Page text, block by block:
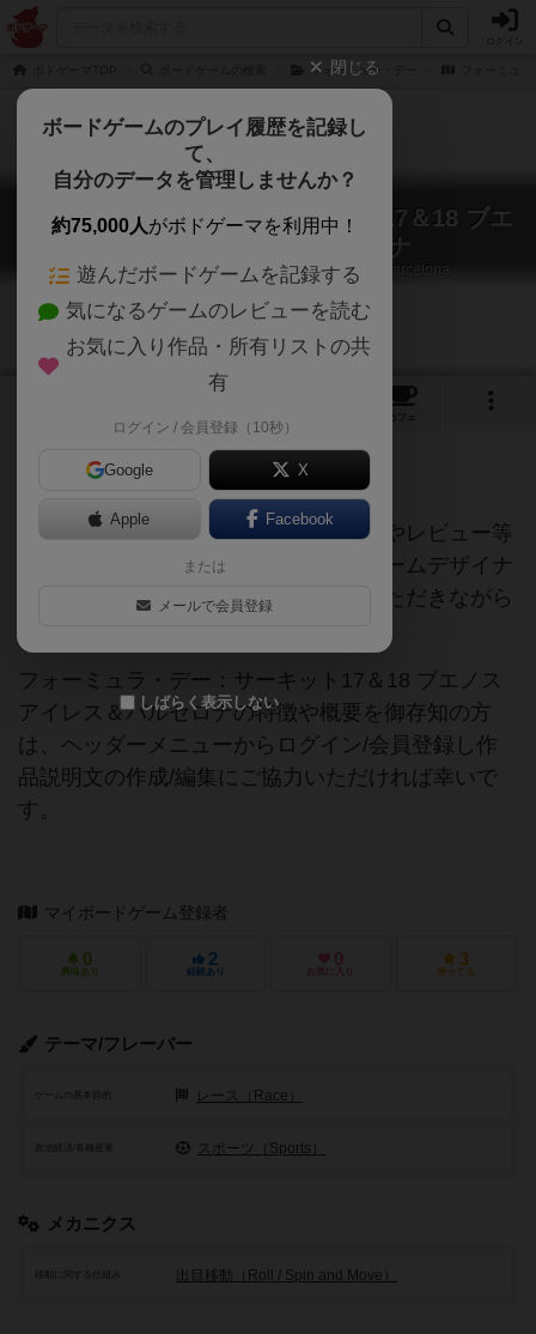
フォーミュラ・デー
フォーミュラ・デー：サーキット17＆18 ブエ
ノスアイレス＆バルセロナ
Formula Dé Circuits 17 & 18: Buenos-Aires & Barcelona
カフェ
ご協力ください
当サイトに掲載されている作品説明文やレビュー等
の情報は、ボドゲーマ運営事務局・ゲームデザイナ
ーご本人様・有志の皆様にご協力をいただきながら
フォーミュラ・デー：サーキット17＆18 ブエノス
アイレス＆バルセロナの特徴や概要を御存知の方
は、ヘッダーメニューからログイン/会員登録し作
品説明文の作成/編集にご協力いただければ幸いで
す。
マイボードゲーム登録者
0
興味あり
2
経験あり
0
お気に入り
3
持ってる
テーマ/フレーバー
ゲームの基本目的 レース（Race）
政治経済/各種産業 スポーツ（Sports）
メカニクス
移動に関する仕組み 出目移動（Roll / Spin and Move）
閉じる
ボードゲームのプレイ履歴を記録し
て、
自分のデータを管理しませんか？
約75,000人がボドゲーマを利用中！
遊んだボードゲームを記録する
気になるゲームのレビューを読む
お気に入り作品・所有リストの共
有
ログイン / 会員登録（10秒）
Google X
Apple Facebook
または
メールで会員登録
しばらく表示しない